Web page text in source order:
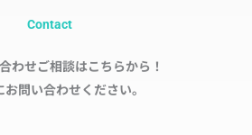
Contact
わせご相談はこちらから！
お問い合わせください。